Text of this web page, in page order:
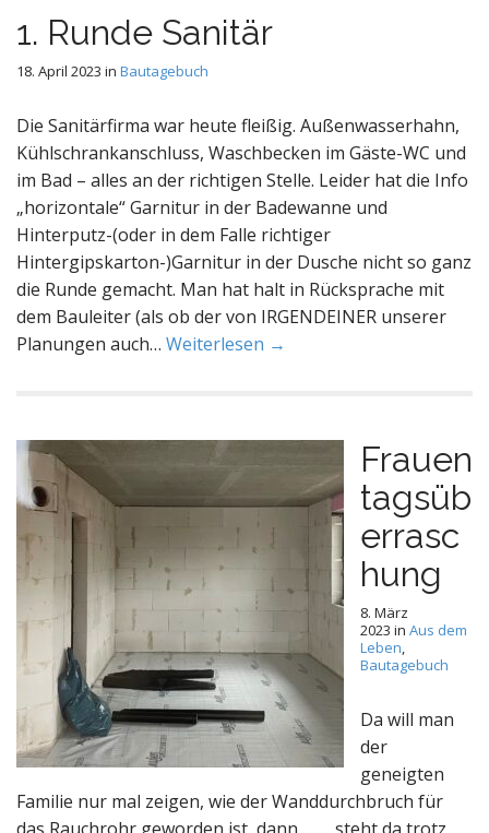
1. Runde Sanitär
18. April 2023 in Bautagebuch
Die Sanitärfirma war heute fleißig. Außenwasserhahn,
Kühlschrankanschluss, Waschbecken im Gäste-WC und
im Bad – alles an der richtigen Stelle. Leider hat die Info
„horizontale“ Garnitur in der Badewanne und
Hinterputz-(oder in dem Falle richtiger
Hintergipskarton-)Garnitur in der Dusche nicht so ganz
die Runde gemacht. Man hat halt in Rücksprache mit
dem Bauleiter (als ob der von IRGENDEINER unserer
Planungen auch… Weiterlesen →
Frauen
tagsüb
errasc
hung
8. März
2023 in Aus dem
Leben,
Bautagebuch
Da will man
der
geneigten
Familie nur mal zeigen, wie der Wanddurchbruch für